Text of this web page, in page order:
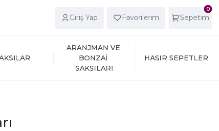
Giriş Yap Favorilerim
0
Sepetim
ARANJMAN VE
BONZAİ
SAKSILARI
HASIR SEPETLER